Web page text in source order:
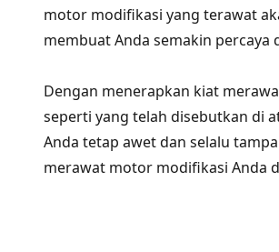
motor modifikasi yang terawat
membuat Anda semakin percaya
Dengan menerapkan kiat
seperti yang telah disebutkan di
Anda tetap awet dan selalu
merawat motor modifikasi Anda